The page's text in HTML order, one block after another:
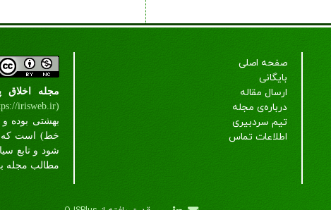
صفحه اصلی
بایگانی
ارسال مقاله
درباره‌ی مجله
تیم سردبیری
اطلاعات تماس
مجله اخلاق
irisweb.ir)
بهشتی بوده
خط) است که
شود و تابع
مطالب مجله